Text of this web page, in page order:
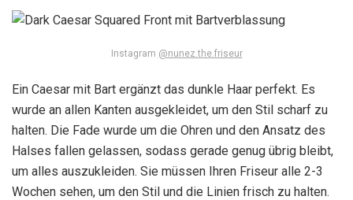
Instagram @nunez.the.friseur
Ein Caesar mit Bart ergänzt das dunkle Haar perfekt. Es
wurde an allen Kanten ausgekleidet, um den Stil scharf zu
halten. Die Fade wurde um die Ohren und den Ansatz des
Halses fallen gelassen, sodass gerade genug übrig bleibt,
um alles auszukleiden. Sie müssen Ihren Friseur alle 2-3
Wochen sehen, um den Stil und die Linien frisch zu halten.